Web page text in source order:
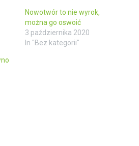
Nowotwór to nie wyrok,
można go oswoić
3 października 2020
In "Bez kategorii"